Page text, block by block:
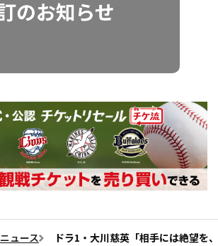
ニュース ドラ1・大川慈英「相手には絶望を